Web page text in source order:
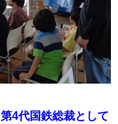
第4代国鉄総裁として